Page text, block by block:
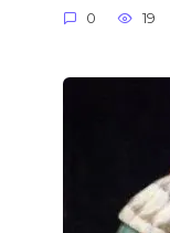
0 19